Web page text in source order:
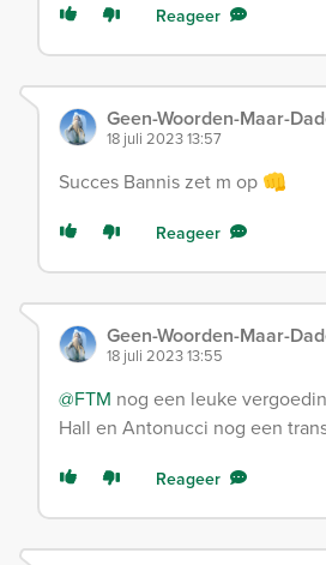
Reageer
Geen-Woorden-Maar-
18 juli 2023 13:57
Succes Bannis zet m op 👊
Reageer
Geen-Woorden-Maar-
18 juli 2023 13:55
@FTM nog een leuke
Hall en Antonucci nog een
Reageer